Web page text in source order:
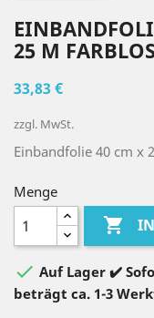
25 M
33,83 €
zzgl. MwSt.
Einbandfolie 40 cm x
Menge

 Auf Lager ✔️
beträgt ca. 1-3